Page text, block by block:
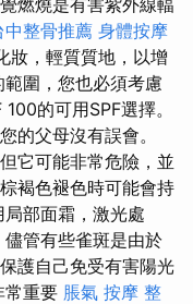
燃燒是有害紫外線輻
中整骨推薦 身體按摩
妝，輕質質地，以增
圍，您也必須考慮
的可用SPF選擇。
的父母沒有誤會。
它可能非常危險，並
褐色褪色時可能會持
部面霜，激光處
管有些雀斑是由於
護自己免受有害陽光
常重要 脹氣 按摩 整